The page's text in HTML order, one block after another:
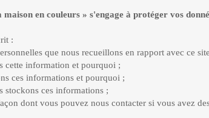
en couleurs » s'engage à protéger vos
:
que nous recueillons en rapport avec ce
information et pourquoi ;
informations et pourquoi ;
ces informations ;
dont vous pouvez nous contacter si vous avez des